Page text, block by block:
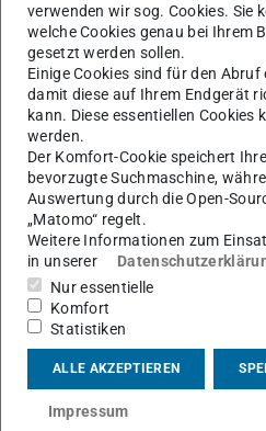
Im Fokus der Tagung standen
Zwischen- und
Forschungsprojekte, wobei
Abschlussbericht des FVV-
der Partikelbildung an
dem das VKM-Institut als
Der Abschlussbericht des
Ottomotoren“-Projekts,
IFKM des Karlsruher Institut
wurde, wurde im Rahmen
Koch (IFKM) und Prof. Beidl
interessierte
verwenden wir sog. Cookies. Sie
welche Cookies genau bei Ihrem
gesetzt werden sollen.
Einige Cookies sind für den
damit diese auf Ihrem Endgerät
kann. Diese essentiellen Cookies
werden.
Der Komfort-Cookie speichert
bevorzugte Suchmaschine,
Auswertung durch die Open-
„Matomo“ regelt.
Weitere Informationen zum
in unserer
Nur essentielle
Komfort
Statistiken
ALLE AKZEPTIEREN
Impressum